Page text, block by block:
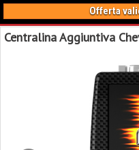
Offerta
Centralina Aggiuntiva